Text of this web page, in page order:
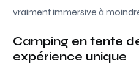
vraiment immersive à
Camping en tente
expérience unique